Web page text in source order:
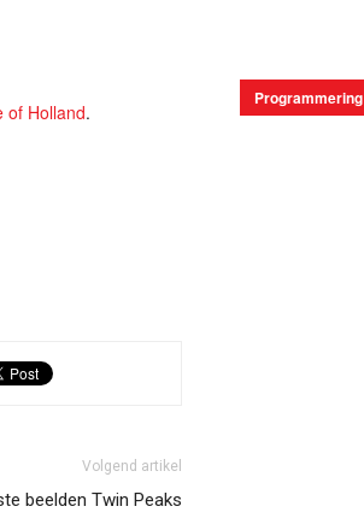
of Holland.
Volgend artikel
beelden Twin Peaks
Programmering